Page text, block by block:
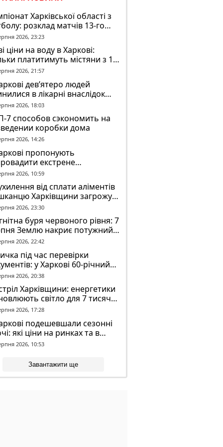
Харківської області з
розклад матчів 13-го
на 8 серпня
2026, 23:23
ціни на воду в Харкові:
платитимуть містяни з 1
2026, 21:57
дев’ятеро людей
в лікарні внаслідок
з автобусом
2026, 18:03
7 способов сэкономить на
коробки дома
2026, 14:26
пропонують
екстрене
в трамваях і
2026, 10:59
від сплати аліментів
Харківщини загрожує
років обмеження волі
2026, 23:30
буря червоного рівня: 7
Землю накриє потужний
шторм
2026, 22:42
під час перевірки
у Харкові 60-річний
постраждав у конфлікті з
2026, 20:38
Харківщини: енергетики
світло для 7 тисяч
2026, 17:28
подешевшали сезонні
які ціни на ринках та в
2026, 10:53
Завантажити ще